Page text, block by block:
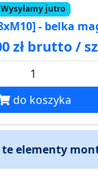
Wysyłamy jutro
- belka
zł brutto /
do koszyka
elementy